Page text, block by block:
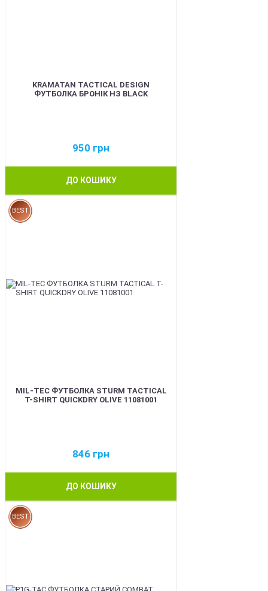
KRAMATAN TACTICAL DESIGN
ФУТБОЛКА БРОНІК НЗ BLACK
950 грн
ДО КОШИКУ
BEST
MIL-TEC ФУТБОЛКА STURM TACTICAL
T-SHIRT QUICKDRY OLIVE 11081001
846 грн
ДО КОШИКУ
BEST